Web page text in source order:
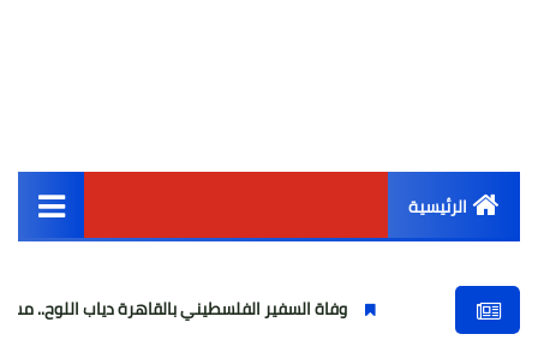
الرئيسية
أخبار مصر
وفاة السفير الفلسطيني بالقاهرة دياب اللوح.. مسيرة وطنية